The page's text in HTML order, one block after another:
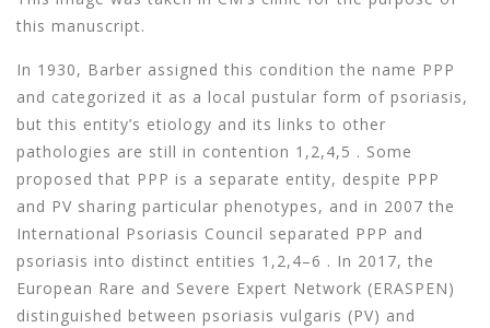
this manuscript.
In 1930, Barber assigned this condition the name PPP
and categorized it as a local pustular form of psoriasis,
but this entity’s etiology and its links to other
pathologies are still in contention 1,2,4,5 . Some
proposed that PPP is a separate entity, despite PPP
and PV sharing particular phenotypes, and in 2007 the
International Psoriasis Council separated PPP and
psoriasis into distinct entities 1,2,4–6 . In 2017, the
European Rare and Severe Expert Network (ERASPEN)
distinguished between psoriasis vulgaris (PV) and